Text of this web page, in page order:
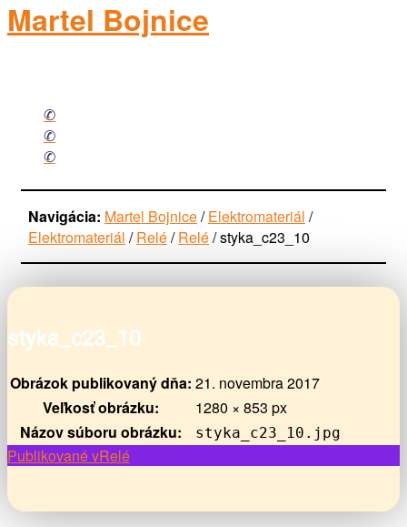
Martel Bojnice
Facebook
Mail
Phone
Navigácia: Martel Bojnice/Elektromateriál /
Elektromateriál /Relé/Relé/styka_c23_10
styka_c23_10
Obrázok publikovaný dňa: 21. novembra 2017
Veľkosť obrázku:
1280 × 853 px
Názov súboru obrázku:
styka_c23_10.jpg
Navigácia
článkoch
Publikované vRelé